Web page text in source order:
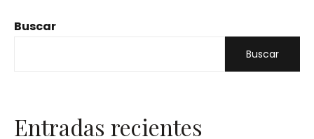
Buscar
Buscar
Entradas recientes